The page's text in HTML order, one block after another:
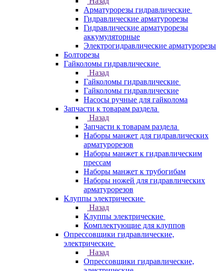
Арматурорезы гидравлические
Гидравлические арматурорезы
Гидравлические арматурорезы
аккумуляторные
Электрогидравлические арматурорезы
Болторезы
Гайколомы гидравлические
Назад
Гайколомы гидравлические
Гайколомы гидравлические
Насосы ручные для гайколома
Запчасти к товарам раздела
Назад
Запчасти к товарам раздела
Наборы манжет для гидравлических
арматурорезов
Наборы манжет к гидравлическим
прессам
Наборы манжет к трубогибам
Наборы ножей для гидравлических
арматурорезов
Клуппы электрические
Назад
Клуппы электрические
Комплектующие для клуппов
Опрессовщики гидравлические,
электрические
Назад
Опрессовщики гидравлические,